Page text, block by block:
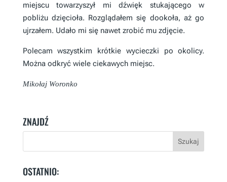
miejscu towarzyszył mi dźwięk stukającego w
pobliżu dzięcioła. Rozglądałem się dookoła, aż go
ujrzałem. Udało mi się nawet zrobić mu zdjęcie.
Polecam wszystkim krótkie wycieczki po okolicy.
Można odkryć wiele ciekawych miejsc.
Mikołaj Woronko
ZNAJDŹ
OSTATNIO: